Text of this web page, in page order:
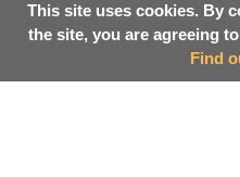
This site uses cookies. By
the site, you are agreeing
Find